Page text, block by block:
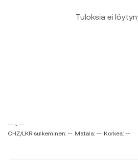
Tuloksia ei
-- ~ --
CHZ/LKR sulkeminen: -- Matala: -- Korkea: --